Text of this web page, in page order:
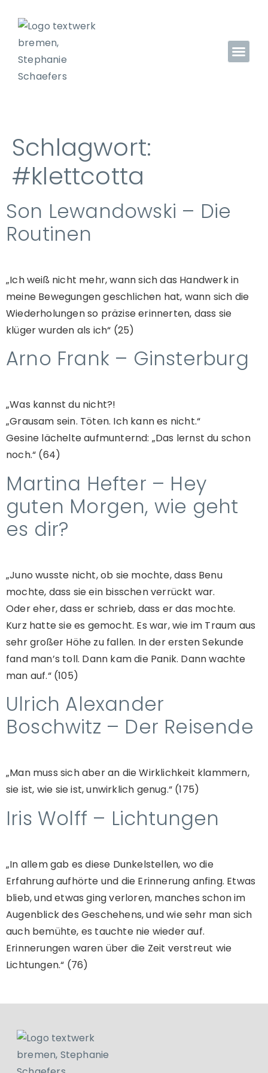
Schlagwort:
#klettcotta
Son Lewandowski – Die
Routinen
„Ich weiß nicht mehr, wann sich das Handwerk in
meine Bewegungen geschlichen hat, wann sich die
Wiederholungen so präzise erinnerten, dass sie
klüger wurden als ich“ (25)
Arno Frank – Ginsterburg
„Was kannst du nicht?!
„Grausam sein. Töten. Ich kann es nicht.“
Gesine lächelte aufmunternd: „Das lernst du schon
noch.“ (64)
Martina Hefter – Hey
guten Morgen, wie geht
es dir?
„Juno wusste nicht, ob sie mochte, dass Benu
mochte, dass sie ein bisschen verrückt war.
Oder eher, dass er schrieb, dass er das mochte.
Kurz hatte sie es gemocht. Es war, wie im Traum aus
sehr großer Höhe zu fallen. In der ersten Sekunde
fand man’s toll. Dann kam die Panik. Dann wachte
man auf.“ (105)
Ulrich Alexander
Boschwitz – Der Reisende
„Man muss sich aber an die Wirklichkeit klammern,
sie ist, wie sie ist, unwirklich genug.“ (175)
Iris Wolff – Lichtungen
„In allem gab es diese Dunkelstellen, wo die
Erfahrung aufhörte und die Erinnerung anfing. Etwas
blieb, und etwas ging verloren, manches schon im
Augenblick des Geschehens, und wie sehr man sich
auch bemühte, es tauchte nie wieder auf.
Erinnerungen waren über die Zeit verstreut wie
Lichtungen.“ (76)